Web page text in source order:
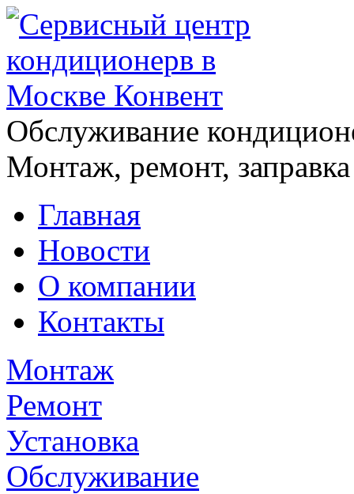
Обслуживание
Монтаж, ремонт, заправка
Главная
Новости
О компании
Контакты
Монтаж
Ремонт
Установка
Обслуживание